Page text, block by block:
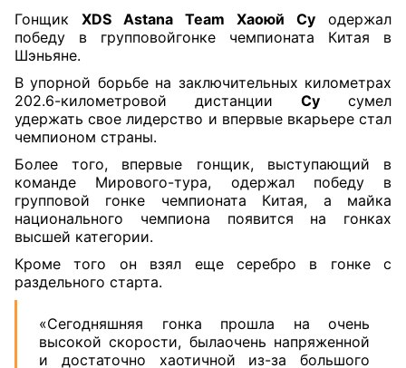
Гонщик XDS Astana Team Хаоюй Су одержал
победу в групповойгонке чемпионата Китая в
Шэньяне.
В упорной борьбе на заключительных километрах
202.6-километровой дистанции Су сумел
удержать свое лидерство и впервые вкарьере стал
чемпионом страны.
Более того, впервые гонщик, выступающий в
команде Мирового-тура, одержал победу в
групповой гонке чемпионата Китая, а майка
национального чемпиона появится на гонках
высшей категории.
Кроме того он взял еще серебро в гонке с
раздельного старта.
«Сегодняшняя гонка прошла на очень
высокой скорости, былаочень напряженной
и достаточно хаотичной из-за большого